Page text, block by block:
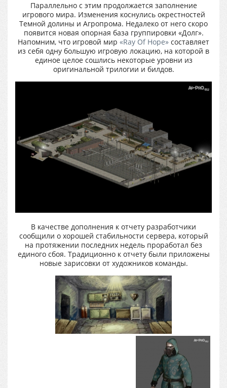
Параллельно с этим продолжается заполнение
игрового мира. Изменения коснулись окрестностей
Темной долины и Агропрома. Недалеко от него скоро
появится новая опорная база группировки «Долг».
Напомним, что игровой мир «Ray Of Hope» составляет
из себя одну большую игровую локацию, на которой в
единое целое сошлись некоторые уровни из
оригинальной трилогии и билдов.
В качестве дополнения к отчету разработчики
сообщили о хорошей стабильности сервера, который
на протяжении последних недель проработал без
единого сбоя. Традиционно к отчету были приложены
новые зарисовки от художников команды.